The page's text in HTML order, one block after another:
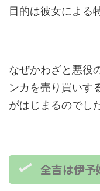
目的は彼女による
なぜかわざと悪役
ンカを売り買いす
がはじまるのでし
全吉は伊予